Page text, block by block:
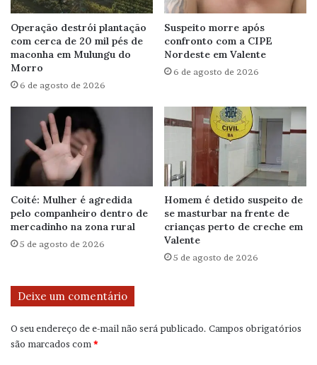
Operação destrói plantação
com cerca de 20 mil pés de
maconha em Mulungu do
Morro
6 de agosto de 2026
Suspeito morre após
confronto com a CIPE
Nordeste em Valente
6 de agosto de 2026
Coité: Mulher é agredida
pelo companheiro dentro de
mercadinho na zona rural
5 de agosto de 2026
Homem é detido suspeito de
se masturbar na frente de
crianças perto de creche em
Valente
5 de agosto de 2026
Deixe um comentário
O seu endereço de e-mail não será publicado. Campos obrigatórios
são marcados com*